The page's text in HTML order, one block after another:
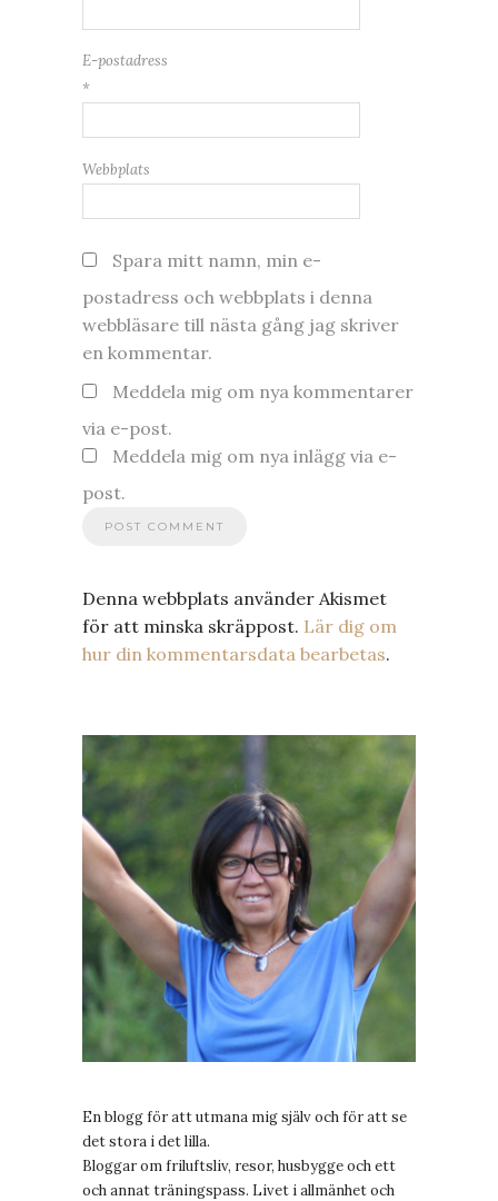
E-postadress
*
Webbplats
Spara mitt namn, min e-
postadress och webbplats i denna
webbläsare till nästa gång jag skriver
en kommentar.
Meddela mig om nya kommentarer
via e-post.
Meddela mig om nya inlägg via e-
post.
Denna webbplats använder Akismet
för att minska skräppost. Lär dig om
hur din kommentarsdata bearbetas.
En blogg för att utmana mig själv och för att se
det stora i det lilla.
Bloggar om friluftsliv, resor, husbygge och ett
och annat träningspass. Livet i allmänhet och